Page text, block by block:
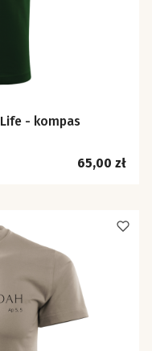
- kompas
Cena
65,00 zł